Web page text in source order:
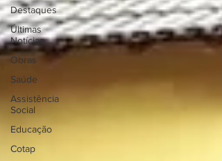
Destaques
Últimas
Notícias
Obras
Saúde
Assistência
Social
Educação
Cotap